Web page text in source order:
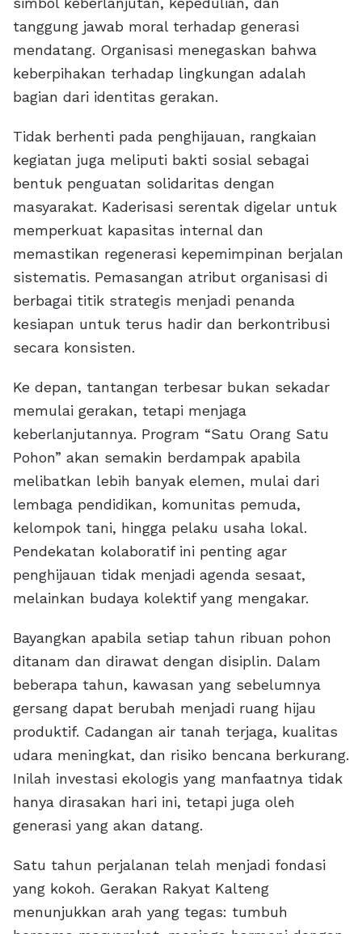
tanggung jawab moral terhadap generasi
mendatang. Organisasi menegaskan bahwa
keberpihakan terhadap lingkungan adalah
bagian dari identitas gerakan.
Tidak berhenti pada penghijauan, rangkaian
kegiatan juga meliputi bakti sosial sebagai
bentuk penguatan solidaritas dengan
masyarakat. Kaderisasi serentak digelar untuk
memperkuat kapasitas internal dan
memastikan regenerasi kepemimpinan berjalan
sistematis. Pemasangan atribut organisasi di
berbagai titik strategis menjadi penanda
kesiapan untuk terus hadir dan berkontribusi
secara konsisten.
Ke depan, tantangan terbesar bukan sekadar
memulai gerakan, tetapi menjaga
keberlanjutannya. Program “Satu Orang Satu
Pohon” akan semakin berdampak apabila
melibatkan lebih banyak elemen, mulai dari
lembaga pendidikan, komunitas pemuda,
kelompok tani, hingga pelaku usaha lokal.
Pendekatan kolaboratif ini penting agar
penghijauan tidak menjadi agenda sesaat,
melainkan budaya kolektif yang mengakar.
Bayangkan apabila setiap tahun ribuan pohon
ditanam dan dirawat dengan disiplin. Dalam
beberapa tahun, kawasan yang sebelumnya
gersang dapat berubah menjadi ruang hijau
produktif. Cadangan air tanah terjaga, kualitas
udara meningkat, dan risiko bencana berkurang.
Inilah investasi ekologis yang manfaatnya tidak
hanya dirasakan hari ini, tetapi juga oleh
generasi yang akan datang.
Satu tahun perjalanan telah menjadi fondasi
yang kokoh. Gerakan Rakyat Kalteng
menunjukkan arah yang tegas: tumbuh